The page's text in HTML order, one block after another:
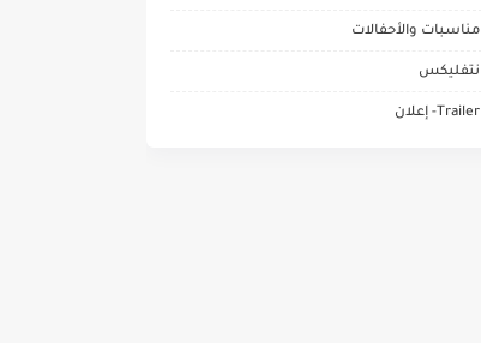
مناسبات والأحفالات
نتفليكس
Trailer- إعلان